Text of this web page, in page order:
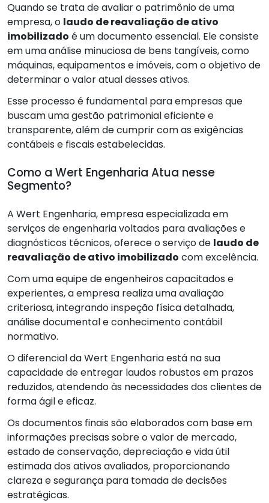
Quando se trata de avaliar o patrimônio de uma
empresa, o laudo de reavaliação de ativo
imobilizado é um documento essencial. Ele consiste
em uma análise minuciosa de bens tangíveis, como
máquinas, equipamentos e imóveis, com o objetivo de
determinar o valor atual desses ativos.
Esse processo é fundamental para empresas que
buscam uma gestão patrimonial eficiente e
transparente, além de cumprir com as exigências
contábeis e fiscais estabelecidas.
Como a Wert Engenharia Atua nesse
Segmento?
A Wert Engenharia, empresa especializada em
serviços de engenharia voltados para avaliações e
diagnósticos técnicos, oferece o serviço de laudo de
reavaliação de ativo imobilizado com excelência.
Com uma equipe de engenheiros capacitados e
experientes, a empresa realiza uma avaliação
criteriosa, integrando inspeção física detalhada,
análise documental e conhecimento contábil
normativo.
O diferencial da Wert Engenharia está na sua
capacidade de entregar laudos robustos em prazos
reduzidos, atendendo às necessidades dos clientes de
forma ágil e eficaz.
Os documentos finais são elaborados com base em
informações precisas sobre o valor de mercado,
estado de conservação, depreciação e vida útil
estimada dos ativos avaliados, proporcionando
clareza e segurança para tomada de decisões
estratégicas.